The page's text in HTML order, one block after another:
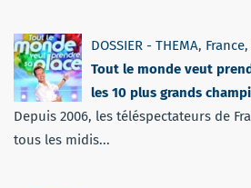
DOSSIER - THEMA, France,
Tout le monde veut
les 10 plus grands
Depuis 2006, les téléspectateurs de
tous les midis...